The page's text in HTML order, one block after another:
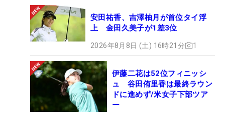
安田祐香、吉澤柚月が首位タイ浮
上 金田久美子が1差3位
2026年8月8日 (土) 16時21分 1
伊藤二花は52位フィニッシ
ュ 谷田侑里香は最終ラウン
ドに進めず/米女子下部ツア
ー